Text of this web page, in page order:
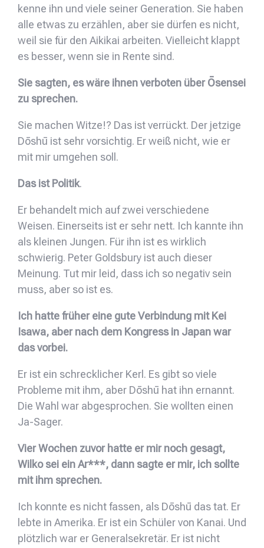
kenne ihn und viele seiner Generation. Sie haben
alle etwas zu erzählen, aber sie dürfen es nicht,
weil sie für den Aikikai arbeiten. Vielleicht klappt
es besser, wenn sie in Rente sind.
Sie sagten, es wäre ihnen verboten über Ōsensei
zu sprechen.
Sie machen Witze!? Das ist verrückt. Der jetzige
Dōshū ist sehr vorsichtig. Er weiß nicht, wie er
mit mir umgehen soll.
Das ist Politik.
Er behandelt mich auf zwei verschiedene
Weisen. Einerseits ist er sehr nett. Ich kannte ihn
als kleinen Jungen. Für ihn ist es wirklich
schwierig. Peter Goldsbury ist auch dieser
Meinung. Tut mir leid, dass ich so negativ sein
muss, aber so ist es.
Ich hatte früher eine gute Verbindung mit Kei
Isawa, aber nach dem Kongress in Japan war
das vorbei.
Er ist ein schrecklicher Kerl. Es gibt so viele
Probleme mit ihm, aber Dōshū hat ihn ernannt.
Die Wahl war abgesprochen. Sie wollten einen
Ja-Sager.
Vier Wochen zuvor hatte er mir noch gesagt,
Wilko sei ein Ar***, dann sagte er mir, ich sollte
mit ihm sprechen.
Ich konnte es nicht fassen, als Dōshū das tat. Er
lebte in Amerika. Er ist ein Schüler von Kanai. Und
plötzlich war er Generalsekretär. Er ist nicht